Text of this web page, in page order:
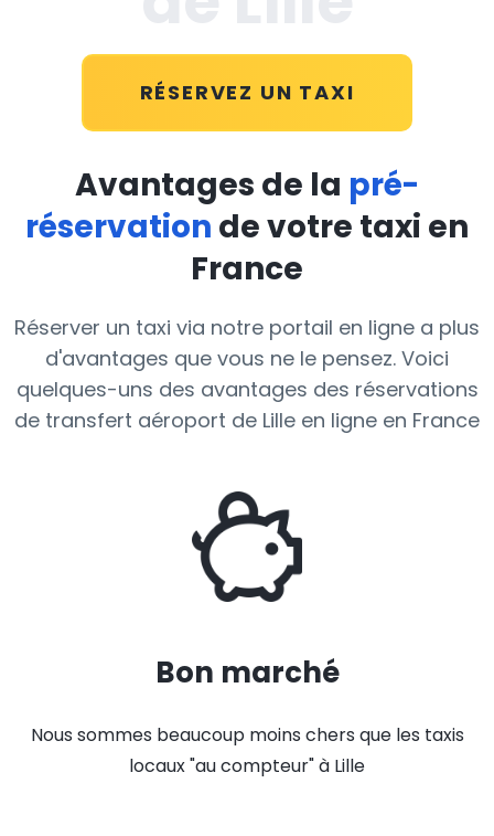
RÉSERVEZ UN TAXI
Avantages de la pré-
réservation de votre taxi en
France
Réserver un taxi via notre portail en ligne a plus
d'avantages que vous ne le pensez. Voici
quelques-uns des avantages des réservations
de transfert aéroport de Lille en ligne en France
Bon marché
Nous sommes beaucoup moins chers que les taxis
locaux "au compteur" à Lille